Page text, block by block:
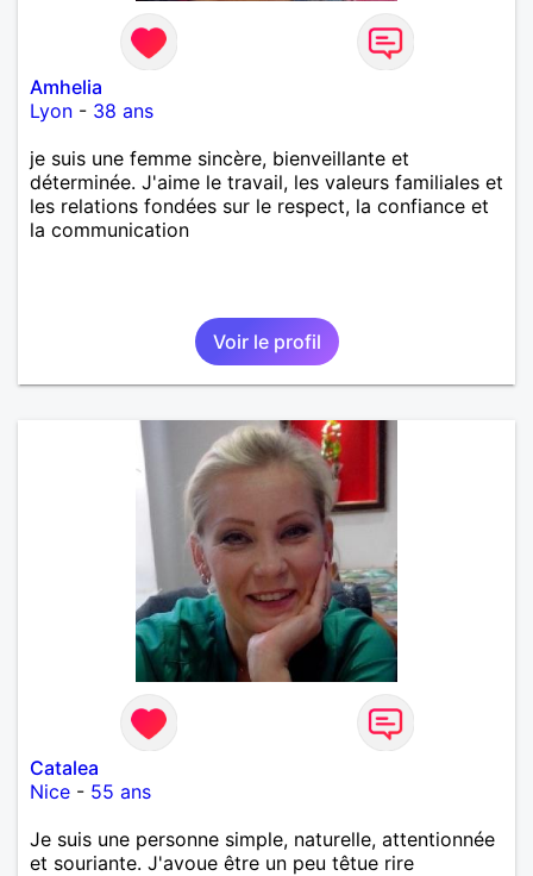
Amhelia
Lyon - 38 ans
je suis une femme sincère, bienveillante et
déterminée. J'aime le travail, les valeurs familiales et
les relations fondées sur le respect, la confiance et
la communication
Voir le profil
Catalea
Nice - 55 ans
Je suis une personne simple, naturelle, attentionnée
et souriante. J'avoue être un peu têtue rire